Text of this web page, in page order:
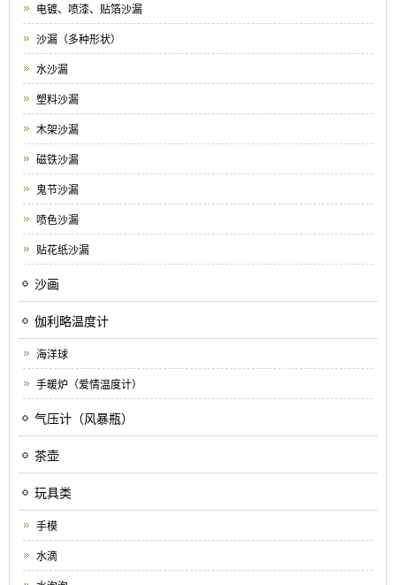
电镀、喷漆、贴箔沙漏
沙漏（多种形状）
水沙漏
塑料沙漏
木架沙漏
磁铁沙漏
鬼节沙漏
喷色沙漏
贴花纸沙漏
沙画
伽利略温度计
海洋球
手暖炉（爱情温度计）
气压计（风暴瓶）
茶壶
玩具类
手模
水滴